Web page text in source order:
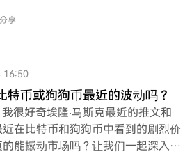
分享
16:50
特币或狗狗币最近的波动吗？
很好奇埃隆·马斯克最近的推文和
在比特币和狗狗币中看到的剧烈价
能撼动市场吗？让我们一起深入探